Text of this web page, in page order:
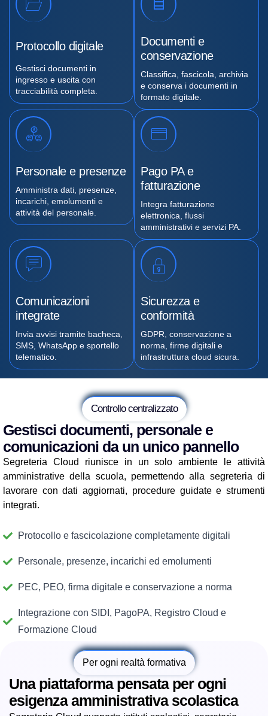
Protocollo digitale
Gestisci documenti in
ingresso e uscita con
tracciabilità completa.
Documenti e
conservazione
Classifica, fascicola, archivia
e conserva i documenti in
formato digitale.
Personale e presenze
Amministra dati, presenze,
incarichi, emolumenti e
attività del personale.
Pago PA e
fatturazione
Integra fatturazione
elettronica, flussi
amministrativi e servizi PA.
Comunicazioni
integrate
Invia avvisi tramite bacheca,
SMS, WhatsApp e sportello
telematico.
Sicurezza e
conformità
GDPR, conservazione a
norma, firme digitali e
infrastruttura cloud sicura.
Controllo centralizzato
Gestisci documenti, personale e
comunicazioni da un unico pannello
Segreteria Cloud riunisce in un solo ambiente le attività
amministrative della scuola, permettendo alla segreteria di
lavorare con dati aggiornati, procedure guidate e strumenti
integrati.
Protocollo e fascicolazione completamente digitali
Personale, presenze, incarichi ed emolumenti
PEC, PEO, firma digitale e conservazione a norma
Integrazione con SIDI, PagoPA, Registro Cloud e
Formazione Cloud
Per ogni realtà formativa
Una piattaforma pensata per ogni
esigenza amministrativa scolastica